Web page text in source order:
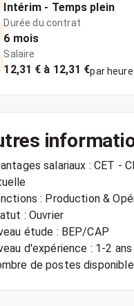
Intérim - Temps plein
Durée du contrat
6 mois
Salaire
12,31 € à 12,31 €par heure
salariaux : CET -
: Production &
: Ouvrier
étude : BEP/CAP
d'expérience : 1-2 ans
de postes